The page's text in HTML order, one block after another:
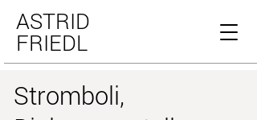
ASTRID
FRIEDL
Stromboli,